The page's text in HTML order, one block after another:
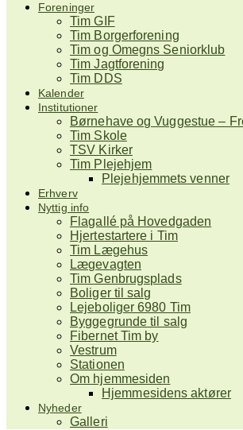
Foreninger
Tim GIF
Tim Borgerforening
Tim og Omegns Seniorklub
Tim Jagtforening
Tim DDS
Kalender
Institutioner
Børnehave og Vuggestue –
Tim Skole
TSV Kirker
Tim Plejehjem
Plejehjemmets venner
Erhverv
Nyttig info
Flagallé på Hovedgaden
Hjertestartere i Tim
Tim Lægehus
Lægevagten
Tim Genbrugsplads
Boliger til salg
Lejeboliger 6980 Tim
Byggegrunde til salg
Fibernet Tim by
Vestrum
Stationen
Om hjemmesiden
Hjemmesidens aktører
Nyheder
Galleri